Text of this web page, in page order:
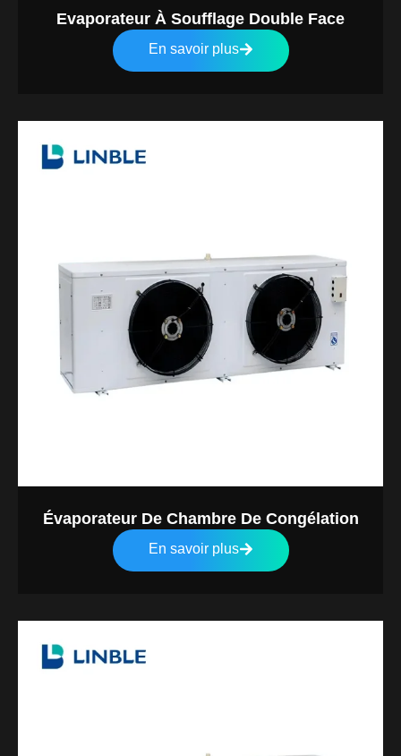
Evaporateur À Soufflage Double Face
En savoir plus
Évaporateur De Chambre De Congélation
En savoir plus